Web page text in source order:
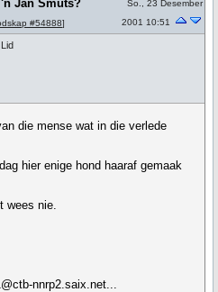
Jan Smuts?
#54888]
So., 23 Desember
2001 10:51
die mense wat in die verlede
hier enige hond haaraf gemaak
wees nie.
nnrp2.saix.net...